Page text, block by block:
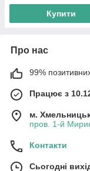
Купити
Про нас
99% позитивних
Працює з
м.
пров. 1-й
Контакти
Сьогодні